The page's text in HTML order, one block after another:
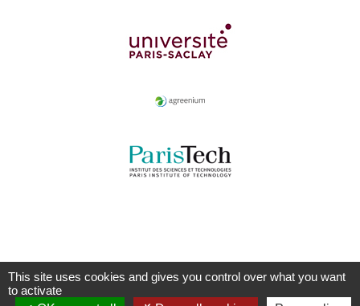
This site uses cookies and gives you control over what you want
to activate